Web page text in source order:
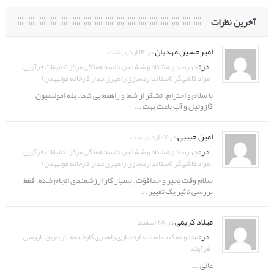
آخرین نظرات
امیرحسین مهدیاندر ۱۴ اردیبهشت
در:چهارصد و هشتاد و ششمین جلسه هفتگی مرکز تحقیقات فرآوری
مواد کاشی‌گر (استانداردسازی راهبری مدار کارخانه مولیبدن)
با سلام و احترام. تشکر از شما و راهنمایی شما. بله امولسیون
گازوئیل و آب باعث بهت ...
امین حبیبیدر ۰۷ اردیبهشت
در:چهارصد و هشتاد و ششمین جلسه هفتگی مرکز تحقیقات فرآوری
مواد کاشی‌گر (استانداردسازی راهبری مدار کارخانه مولیبدن)
سلام وقت بخیر و خداقوّت. بسیار کار ارزشمندی انجام شده. فقط
بررسی تاثیر یک تغییر ...
میلاد کریمیدر ۲۸ اسفند
در:مجموعه کتب استانداردسازی راهبری کارخانه‌ها از طریق بازرسی
فرآیند
عالی ...